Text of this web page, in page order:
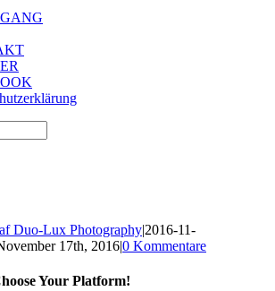
Duo-Lux Photography|2016-11-
17th, 2016|0 Kommentare
Your Platform!